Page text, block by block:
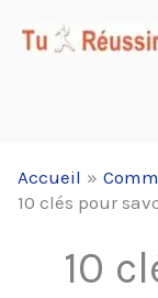
Accueil
10 clés pour
10